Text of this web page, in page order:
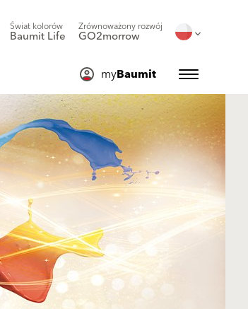
Świat kolorów
Baumit Life
Zrównoważony rozwój
GO2morrow
myBaumit